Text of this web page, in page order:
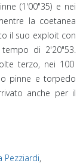
(1'00"35) e nei
la coetanea
il suo exploit con
di 2'20"53.
terzo, nei 100
pinne e torpedo
anche per il
Pezziardi,